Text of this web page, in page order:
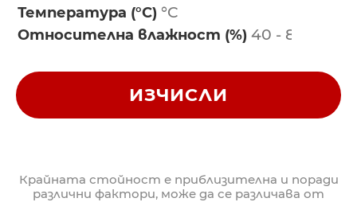
Температура (°C)
Относителна влажност (%)
ИЗЧИСЛИ
Крайната стойност е приблизителна и поради
различни фактори, може да се различава от